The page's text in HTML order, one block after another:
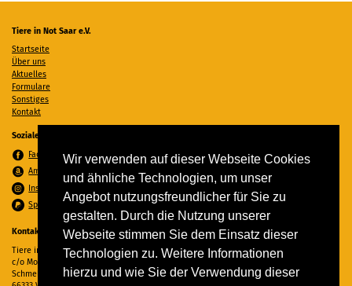
Wir verwenden auf dieser Webseite Cookies
und ähnliche Technologien, um unser
Angebot nutzungsfreundlicher für Sie zu
gestalten. Durch die Nutzung unserer
Webseite stimmen Sie dem Einsatz dieser
Technologien zu. Weitere Informationen
hierzu und wie Sie der Verwendung dieser
Tiere in Not Saar e.V.
Startseite
Über uns
Aktuelles
Formulare
Sonstiges
Kontakt
Soziale Medien
Facebook
Amazon Wunschzettel
Instagram
Spenden per PayPal
Kontakt
Tiere in Not Saar e.V.
c/o Monika Ewen
Schmelzer Straße 22